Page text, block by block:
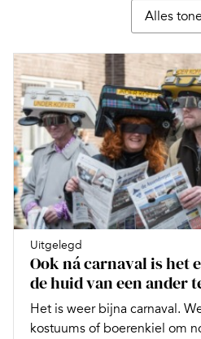
Filter op
Uitgelegd
Ook ná carnaval is het
de huid van een ander
Het is weer bijna carnaval.
kostuums of boerenkiel om